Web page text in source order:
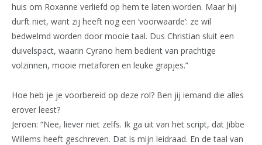
huis om Roxanne verliefd op hem te laten worden. Maar hij
durft niet, want zij heeft nog een ‘voorwaarde’: ze wil
bedwelmd worden door mooie taal. Dus Christian sluit een
duivelspact, waarin Cyrano hem bedient van prachtige
volzinnen, mooie metaforen en leuke grapjes.”
Hoe heb je je voorbereid op deze rol? Ben jij iemand die alles
erover leest?
Jeroen: “Nee, liever niet zelfs. Ik ga uit van het script, dat Jibbe
Willems heeft geschreven. Dat is mijn leidraad. En de taal van